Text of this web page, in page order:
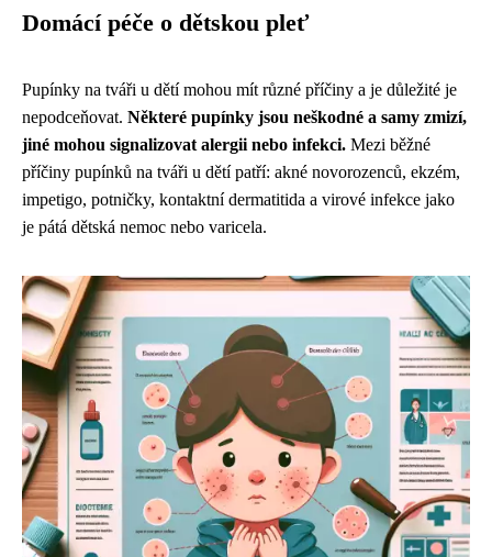
Domácí péče o dětskou pleť
Pupínky na tváři u dětí mohou mít různé příčiny a je důležité je
nepodceňovat. Některé pupínky jsou neškodné a samy zmizí,
jiné mohou signalizovat alergii nebo infekci. Mezi běžné
příčiny pupínků na tváři u dětí patří: akné novorozenců, ekzém,
impetigo, potničky, kontaktní dermatitida a virové infekce jako
je pátá dětská nemoc nebo varicela.